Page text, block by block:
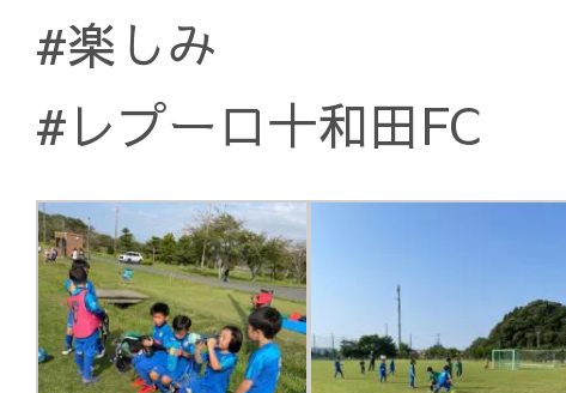
#楽しみ
#レプーロ十和田FC